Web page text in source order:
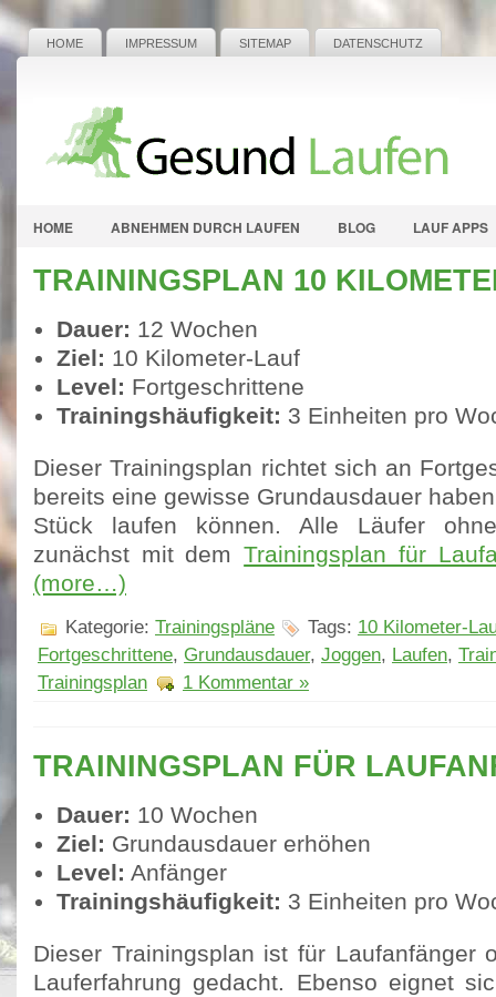
HOME IMPRESSUM SITEMAP DATENSCHUTZ
HOME ABNEHMEN DURCH LAUFEN BLOG LAUF APPS
TRAININGSPLAN 10
Dauer: 12 Wochen
Ziel: 10 Kilometer-Lauf
Level: Fortgeschrittene
Trainingshäufigkeit: 3 Einheiten pro
Dieser Trainingsplan richtet sich an
bereits eine gewisse Grundausdauer
Stück laufen können. Alle Läufer
zunächst mit demTrainingsplan für
(more…)
Kategorie: Trainingspläne Tags: 10 Kilometer-
Fortgeschrittene, Grundausdauer, Joggen, Laufen,
Trainingsplan
1 Kommentar »
TRAININGSPLAN FÜR
Dauer: 10 Wochen
Ziel: Grundausdauer erhöhen
Level: Anfänger
Trainingshäufigkeit: 3 Einheiten pro
Dieser Trainingsplan ist für Laufanfänger
Lauferfahrung gedacht. Ebenso eignet